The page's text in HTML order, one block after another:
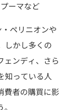
ーマなど
ペリニオンや
しかし多くの
ェンディ、さら
知っている人
費者の購買に影